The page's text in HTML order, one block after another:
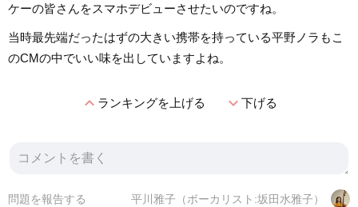
ケーの皆さんをスマホデビューさせたいのですね。
当時最先端だったはずの大きい携帯を持っている平野ノラもこ
のCMの中でいい味を出していますよね。
expand_lessランキングを上げる expand_more下げる
平川雅子（ボーカリスト:坂田水雅子）
問題を報告する